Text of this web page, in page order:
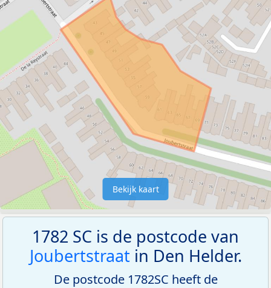
Bekijk kaart
1782 SC is de postcode van
Joubertstraatin Den Helder.
De postcode 1782SC heeft de